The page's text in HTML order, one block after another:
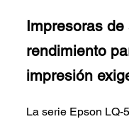
Impresoras
rendimiento
impresión
La serie Epson LQ-